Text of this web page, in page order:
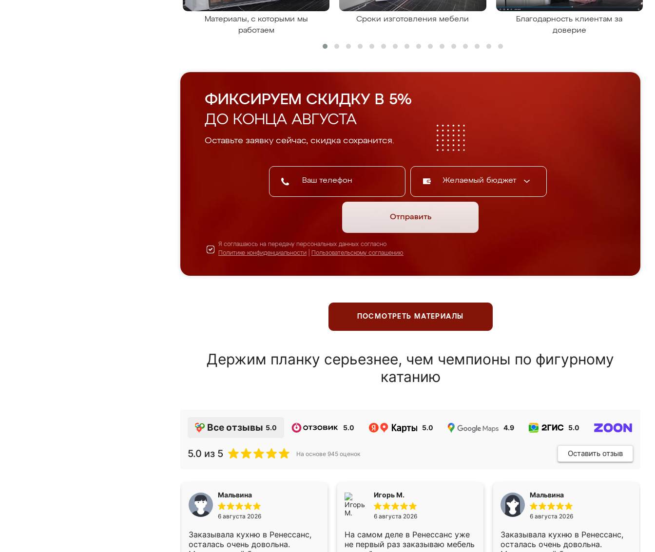
Материалы, с которыми мы
работаем
Сроки изготовления мебели
Благодарность клиентам за
доверие
ФИКСИРУЕМ СКИДКУ В 5%
ДО КОНЦА АВГУСТА
Оставьте заявку сейчас, скидка сохранится.
Желаемый бюджет
Отправить
Я соглашаюсь на передачу персональных данных согласно
Политике конфиденциальности
Пользовательскому соглашению
ПОСМОТРЕТЬ МАТЕРИАЛЫ
Держим планку серьезнее, чем чемпионы по фигурному
катанию
Все отзывы 5.0 5.0 5.0 4.9 5.0
5.0 из 5 На основе 945 оценок Оставить отзыв
Мальвина
6 августа 2026
Заказывала кухню в Ренессанс,
осталась очень довольна.
Игорь М.
6 августа 2026
На самом деле в Ренессанс уже
не первый раз заказываю мебель
Мальвина
6 августа 2026
Заказывала кухню в Ренессанс,
осталась очень довольна.